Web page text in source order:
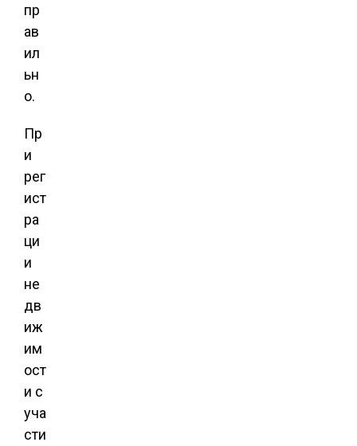
пр
ав
ил
ьн
о.
Пр
и
рег
ист
ра
ци
и
не
дв
иж
им
ост
и с
уча
сти